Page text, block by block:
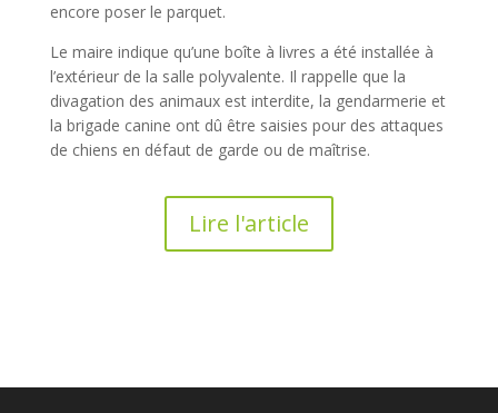
encore poser le parquet.
Le maire indique qu’une boîte à livres a été installée à
l’extérieur de la salle polyvalente. Il rappelle que la
divagation des animaux est interdite, la gendarmerie et
la brigade canine ont dû être saisies pour des attaques
de chiens en défaut de garde ou de maîtrise.
Lire l'article